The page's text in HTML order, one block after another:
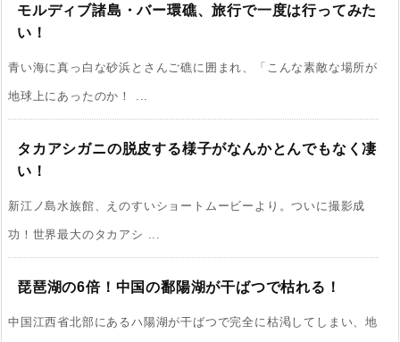
モルディブ諸島・バー環礁、旅行で一度は行ってみた
い！
青い海に真っ白な砂浜とさんご礁に囲まれ、「こんな素敵な場所が
地球上にあったのか！ ...
タカアシガニの脱皮する様子がなんかとんでもなく凄
い！
新江ノ島水族館、えのすいショートムービーより。ついに撮影成
功！世界最大のタカアシ ...
琵琶湖の6倍！中国の鄱陽湖が干ばつで枯れる！
中国江西省北部にあるハ陽湖が干ばつで完全に枯渇してしまい、地